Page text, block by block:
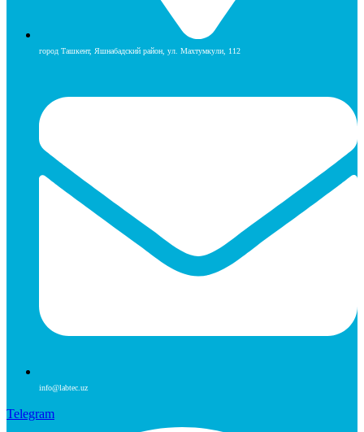
город Ташкент, Яшнабадский район, ул. Махтумкули, 112
info@labtec.uz
Telegram